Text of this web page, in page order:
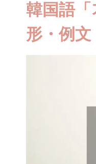
韓国語
形・例文